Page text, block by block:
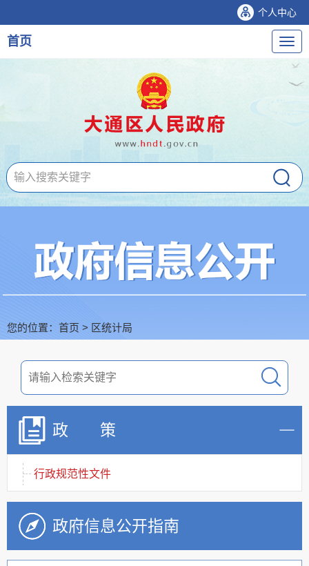
个人中心
导
航
首页
您的位置： 首页 > 区统计局
政 策
行政规范性文件
政府信息公开指南